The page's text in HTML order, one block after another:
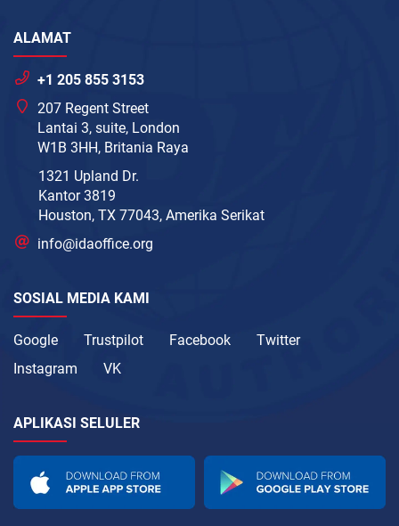
ALAMAT
+1 205 855 3153
207 Regent Street
Lantai 3, suite, London
W1B 3HH, Britania Raya
1321 Upland Dr.
Kantor 3819
Houston, TX 77043, Amerika Serikat
info@idaoffice.org
SOSIAL MEDIA KAMI
Google Trustpilot Facebook
Twitter
Instagram
VK
APLIKASI SELULER